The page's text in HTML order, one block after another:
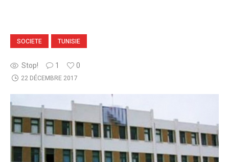
SOCIETE TUNISIE
Stop! 1 0
22 DÉCEMBRE 2017